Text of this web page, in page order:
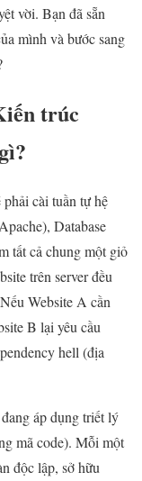
vời. Bạn đã sẵn
mình và bước sang
trúc
cài tuần tự hệ
Database
tất cả chung một giỏ
trên server đều
Website A cần
B lại yêu cầu
hell (địa
áp dụng triết lý
mã code). Mỗi một
độc lập, sở hữu